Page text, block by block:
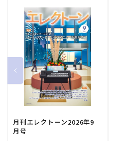
月刊エレクトーン2026年9
月号